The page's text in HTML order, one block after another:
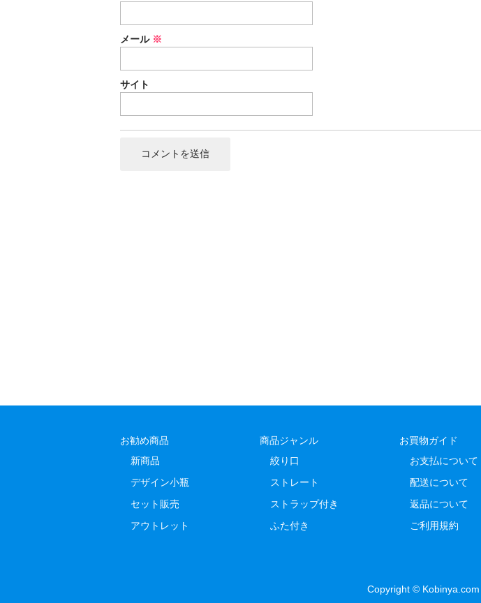
メール ※
サイト
お勧め商品
新商品
デザイン小瓶
セット販売
アウトレット
商品ジャンル
絞り口
ストレート
ストラップ付き
ふた付き
お買物ガイド
お支払について
配送について
返品について
ご利用規約
Copyright ©